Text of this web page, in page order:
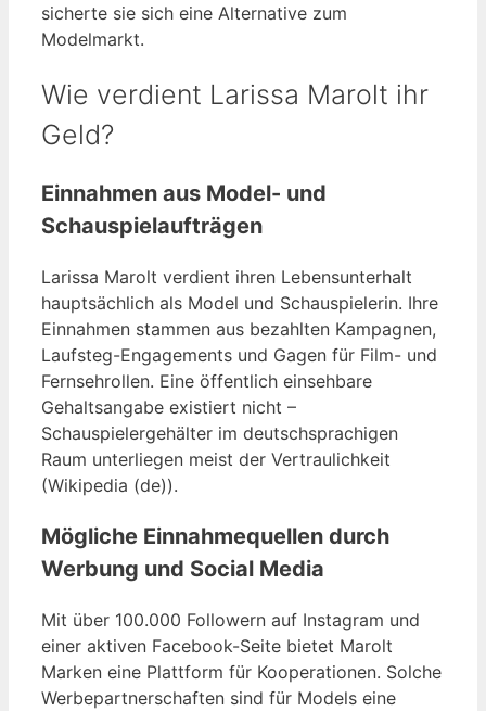
sicherte sie sich eine Alternative zum
Modelmarkt.
Wie verdient Larissa Marolt ihr
Geld?
Einnahmen aus Model- und
Schauspielaufträgen
Larissa Marolt verdient ihren Lebensunterhalt
hauptsächlich als Model und Schauspielerin. Ihre
Einnahmen stammen aus bezahlten Kampagnen,
Laufsteg-Engagements und Gagen für Film- und
Fernsehrollen. Eine öffentlich einsehbare
Gehaltsangabe existiert nicht –
Schauspielergehälter im deutschsprachigen
Raum unterliegen meist der Vertraulichkeit
(Wikipedia (de)).
Mögliche Einnahmequellen durch
Werbung und Social Media
Mit über 100.000 Followern auf Instagram und
einer aktiven Facebook-Seite bietet Marolt
Marken eine Plattform für Kooperationen. Solche
Werbepartnerschaften sind für Models eine